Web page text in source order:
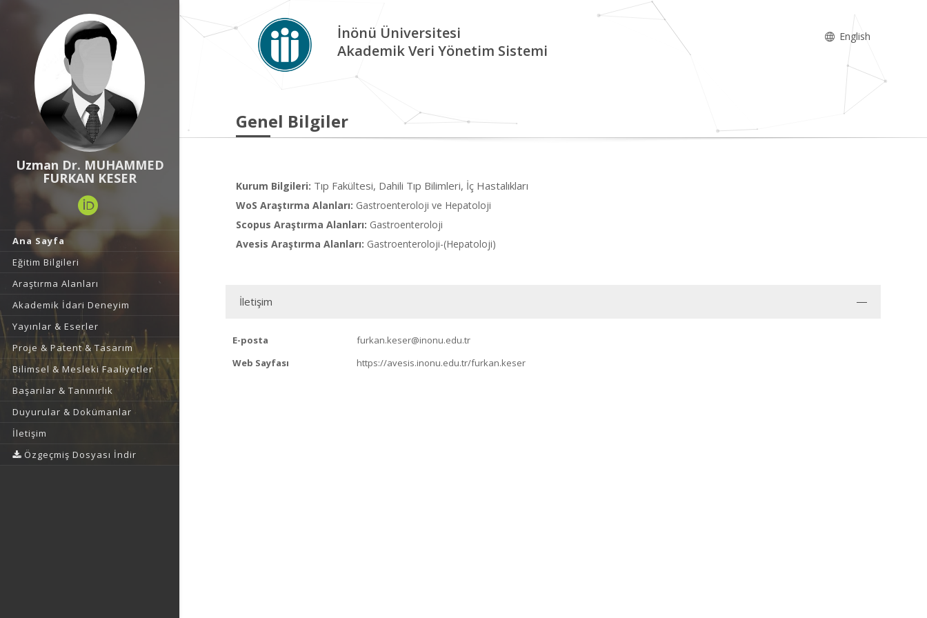
Uzman Dr. MUHAMMED
FURKAN KESER
Ana Sayfa
Eğitim Bilgileri
Araştırma Alanları
Akademik İdari Deneyim
Yayınlar & Eserler
Proje & Patent & Tasarım
Bilimsel & Mesleki Faaliyetler
Başarılar & Tanınırlık
Duyurular & Dokümanlar
İletişim
Özgeçmiş Dosyası İndir
İnönü Üniversitesi
Akademik Veri Yönetim Sistemi
English
Genel Bilgiler
Kurum Bilgileri: Tıp Fakültesi, Dahili Tıp Bilimleri, İç Hastalıkları
WoS Araştırma Alanları: Gastroenteroloji ve Hepatoloji
Scopus Araştırma Alanları: Gastroenteroloji
Avesis Araştırma Alanları: Gastroenteroloji-(Hepatoloji)
İletişim
E-posta
furkan.keser@inonu.edu.tr
Web Sayfası
https://avesis.inonu.edu.tr/furkan.keser